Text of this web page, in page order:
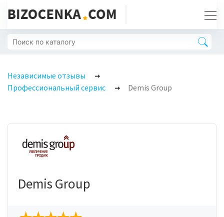
Независимые отзывы
Профессиональный сервис
Demis Group
Demis Group